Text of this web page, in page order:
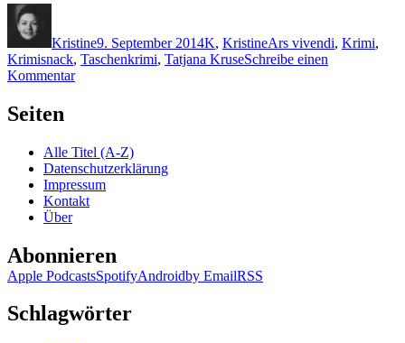
Kristine9. September 2014K, KristineArs vivendi, Krimi,
Krimisnack, Taschenkrimi, Tatjana KruseSchreibe einen
Kommentarzu
Hauptsache,
eine
saubere
Leiche
Seiten
Alle Titel (A-Z)
Datenschutzerklärung
Impressum
Kontakt
Über
Abonnieren
Apple PodcastsSpotifyAndroidby EmailRSS
Schlagwörter